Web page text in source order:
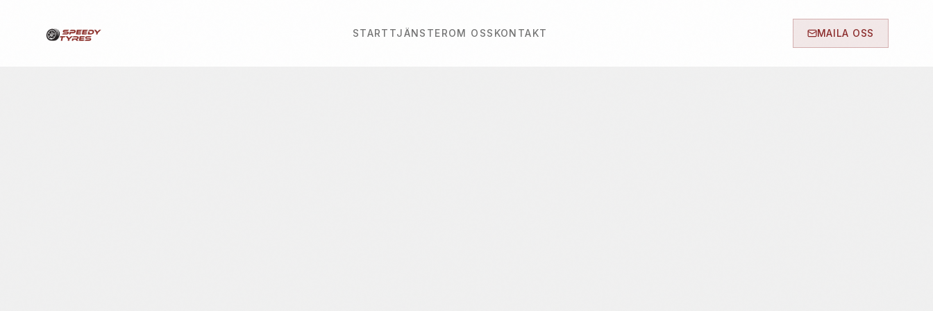
START TJÄNSTEROM OSS KONTAKT MAILA OSS